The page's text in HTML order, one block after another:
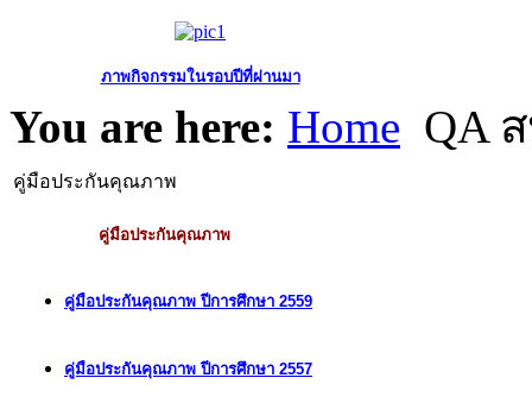
ภาพกิจกรรมในรอบปีที่ผ่านมา
You are here: Home QA
คู่มือประกันคุณภาพ
คู่มือประกันคุณภาพ
คู่มือประกันคุณภาพ ปีการศึกษา 2559
คู่มือประกันคุณภาพ ปีการศึกษา 2557